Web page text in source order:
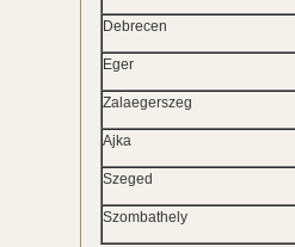
Debrecen
Eger
Zalaegerszeg
Ajka
Szeged
Szombathely